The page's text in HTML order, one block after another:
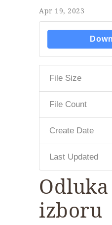
Apr 19, 2023
File Size
File Count
Create Date
Last Updated
izboru